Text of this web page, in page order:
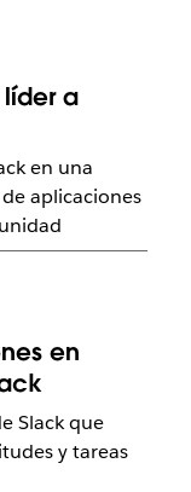
a
en una
aplicaciones
en
Slack que
y tareas